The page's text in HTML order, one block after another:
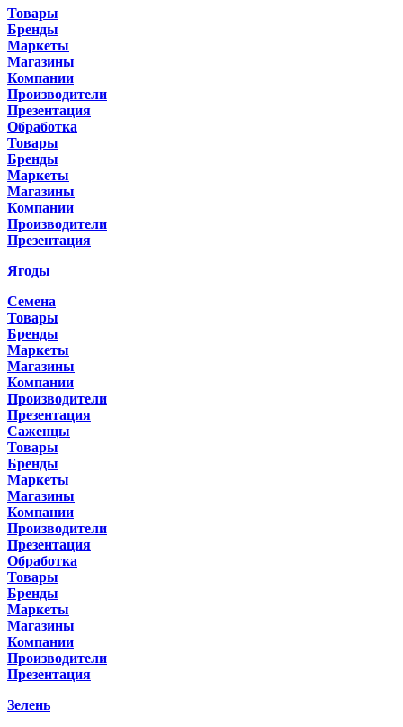
Товары
Бренды
Маркеты
Магазины
Компании
Производители
Презентация
Обработка
Товары
Бренды
Маркеты
Магазины
Компании
Производители
Презентация
Ягоды
Семена
Товары
Бренды
Маркеты
Магазины
Компании
Производители
Презентация
Саженцы
Товары
Бренды
Маркеты
Магазины
Компании
Производители
Презентация
Обработка
Товары
Бренды
Маркеты
Магазины
Компании
Производители
Презентация
Зелень